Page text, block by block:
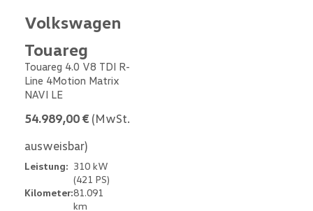
Volkswagen
Touareg
Touareg 4.0 V8 TDI R-
Line 4Motion Matrix
NAVI LE
54.989,00 € (MwSt.
ausweisbar)
Leistung: 310 kW
(421 PS)
Kilometer:81.091
km